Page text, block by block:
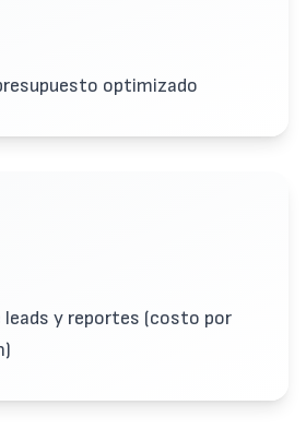
optimizado
leads y reportes (costo por